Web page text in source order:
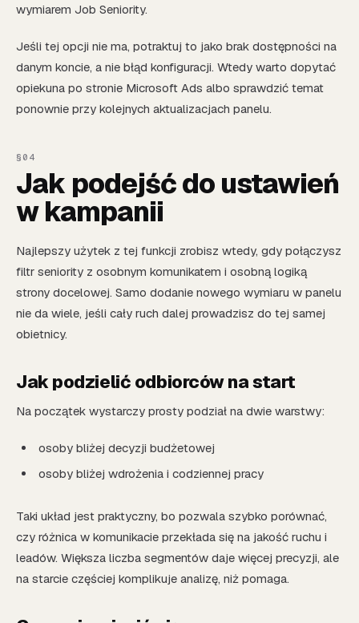
wymiarem Job Seniority.
Jeśli tej opcji nie ma, potraktuj to jako brak dostępności na
danym koncie, a nie błąd konfiguracji. Wtedy warto dopytać
opiekuna po stronie Microsoft Ads albo sprawdzić temat
ponownie przy kolejnych aktualizacjach panelu.
Jak podejść do ustawień
w kampanii
Najlepszy użytek z tej funkcji zrobisz wtedy, gdy połączysz
filtr seniority z osobnym komunikatem i osobną logiką
strony docelowej. Samo dodanie nowego wymiaru w panelu
nie da wiele, jeśli cały ruch dalej prowadzisz do tej samej
obietnicy.
Jak podzielić odbiorców na start
Na początek wystarczy prosty podział na dwie warstwy:
osoby bliżej decyzji budżetowej
osoby bliżej wdrożenia i codziennej pracy
Taki układ jest praktyczny, bo pozwala szybko porównać,
czy różnica w komunikacie przekłada się na jakość ruchu i
leadów. Większa liczba segmentów daje więcej precyzji, ale
na starcie częściej komplikuje analizę, niż pomaga.